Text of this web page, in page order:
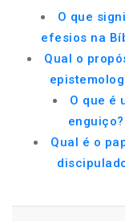
O que
efesios na
Qual o
O que é
enguiço?
Qual é o